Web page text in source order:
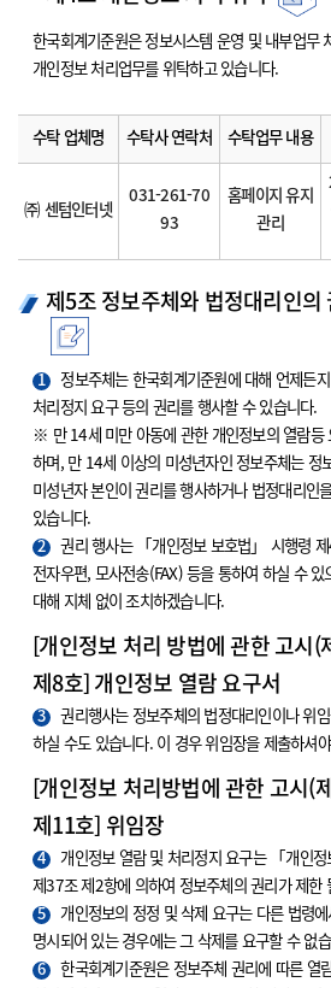
한국회계기준원은 정보시스템 운영 및 내부업무
개인정보 처리업무를 위탁하고 있습니다.
수탁 업체명 수탁사 연락처 수탁업무 내용
㈜ 센텀인터넷
031-261-70
93
홈페이지 유지
관리
제5조 정보주체와 법정대리인의
1
정보주체는 한국회계기준원에 대해 언제든지
처리정지 요구 등의 권리를 행사할 수 있습니다.
※ 만 14세 미만 아동에 관한 개인정보의 열람등
하며, 만 14세 이상의 미성년자인 정보주체는 정
미성년자 본인이 권리를 행사하거나 법정대리인
있습니다.
2
권리 행사는 「개인정보 보호법」 시행령
전자우편, 모사전송(FAX) 등을 통하여 하실 수 있
대해 지체 없이 조치하겠습니다.
[개인정보 처리 방법에 관한 고시(
제8호] 개인정보 열람 요구서
3
권리행사는 정보주체의 법정대리인이나 위
하실 수도 있습니다. 이 경우 위임장을 제출하셔
[개인정보 처리방법에 관한 고시(
제11호] 위임장
4
개인정보 열람 및 처리정지 요구는 「개인
제37조 제2항에 의하여 정보주체의 권리가 제한
5
개인정보의 정정 및 삭제 요구는 다른 법령
명시되어 있는 경우에는 그 삭제를 요구할 수 없
6
한국회계기준원은 정보주체 권리에 따른 열